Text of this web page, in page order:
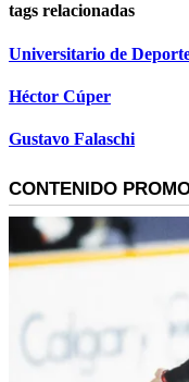
tags relacionadas
Universitario de
Héctor Cúper
Gustavo Falaschi